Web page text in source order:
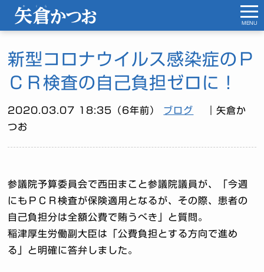
新型コロナウイルス感染症のＰ
ＣＲ検査の自己負担ゼロに！
2020.03.07 18:35（6年前） ブログ
｜矢倉か
つお
参議院予算委員会で西田まこと参議院議員が、「今週
にもＰＣＲ検査が保険適用となるが、その際、患者の
自己負担分は全額公費で賄うべき」と質問。
稲津厚生労働副大臣は「公費負担とする方向で進め
る」と明確に答弁しました。
MENU